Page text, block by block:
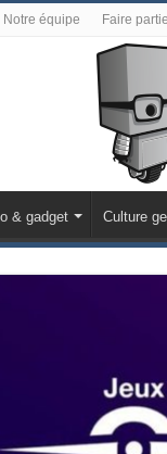
Notre équipe Faire
& gadget Culture